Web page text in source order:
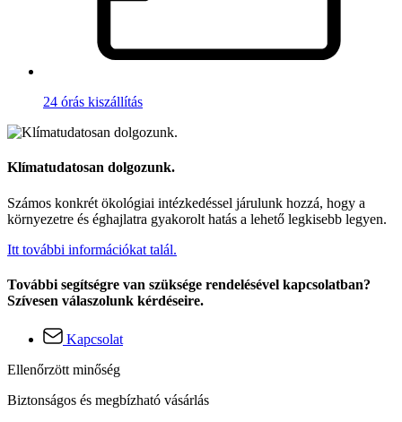
24 órás kiszállítás
Klímatudatosan dolgozunk.
Számos konkrét ökológiai intézkedéssel járulunk hozzá, hogy a
környezetre és éghajlatra gyakorolt hatás a lehető legkisebb legyen.
Itt további információkat talál.
További segítségre van szüksége rendelésével kapcsolatban?
Szívesen válaszolunk kérdéseire.
Kapcsolat
Ellenőrzött minőség
Biztonságos és megbízható vásárlás